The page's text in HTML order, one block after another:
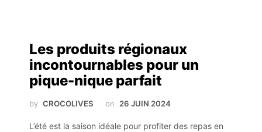
Les produits régionaux
incontournables pour un
pique-nique parfait
by CROCOLIVES on 26 JUIN 2024
L’été est la saison idéale pour profiter des repas en